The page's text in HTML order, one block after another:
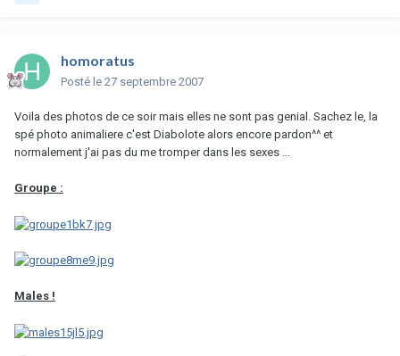
homoratus
Posté le 27 septembre 2007
Voila des photos de ce soir mais elles ne sont pas genial. Sachez le, la
spé photo animaliere c'est Diabolote alors encore pardon^^ et
normalement j'ai pas du me tromper dans les sexes ...
Groupe :
Males !